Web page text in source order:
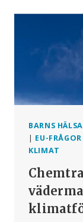
BARNS HÄLSA
| EU-FRÅGOR
KLIMAT